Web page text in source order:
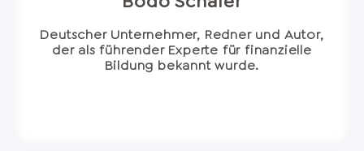
Deutscher Unternehmer, Redner und Autor,
der als führender Experte für finanzielle
Bildung bekannt wurde.